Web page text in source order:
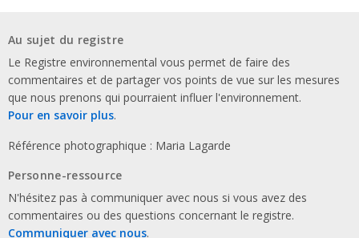
Au sujet du registre
Le Registre environnemental vous permet de faire des
commentaires et de partager vos points de vue sur les mesures
que nous prenons qui pourraient influer l'environnement.
Pour en savoir plus.
Référence photographique : Maria Lagarde
Personne-ressource
N'hésitez pas à communiquer avec nous si vous avez des
commentaires ou des questions concernant le registre.
Communiquer avec nous.